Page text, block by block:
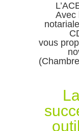
Avec
vous